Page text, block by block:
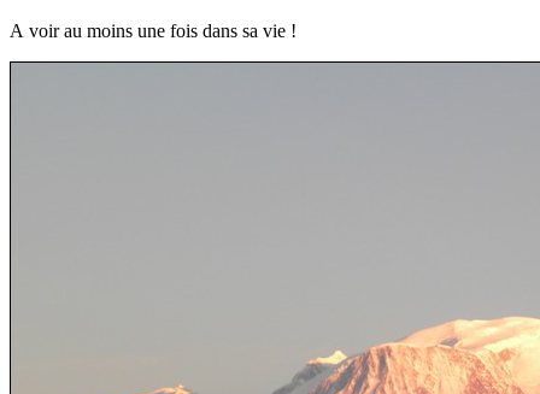
A voir au moins une fois dans sa vie !